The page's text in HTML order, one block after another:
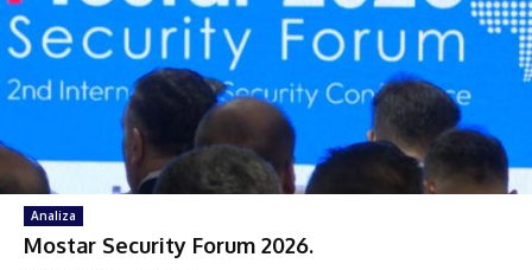
Analiza
Mostar Security Forum 2026.